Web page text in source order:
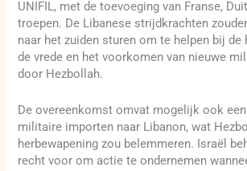
UNIFIL, met de toevoeging van Franse,
troepen. De Libanese strijdkrachten
naar het zuiden sturen om te helpen bij de
de vrede en het voorkomen van nieuwe
door Hezbollah.
De overeenkomst omvat mogelijk ook
militaire importen naar Libanon, wat
herbewapening zou belemmeren. Israël
recht voor om actie te ondernemen